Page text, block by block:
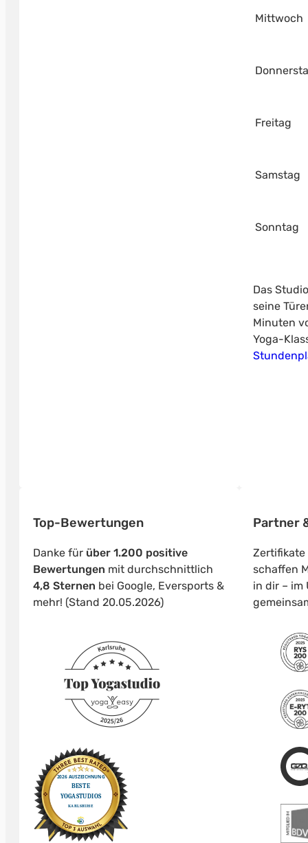
Mittwoch
Freitag
Samstag
Sonntag
Das
seine
Minuten
Yoga-
Top-Bewertungen
Danke für über 1.200 positive
Bewertungen mit durchschnittlich
4,8 Sternen bei Google, Eversports &
mehr! (Stand 20.05.2026)
Partner
Zertifikate
schaffen
in dir – im